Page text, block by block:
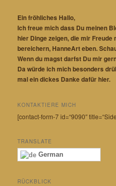
Ein fröhliches Hallo,
Ich freue mich dass Du meinen
hier Dinge zeigen, die mir Freude
bereichern, HanneArt eben.
Wenn du magst darfst Du mir
Da würde ich mich besonders
mal ein dickes Danke dafür hier.
KONTAKTIERE MICH
[contact-form-7 id=“9090″
TRANSLATE
German
RÜCKBLICK